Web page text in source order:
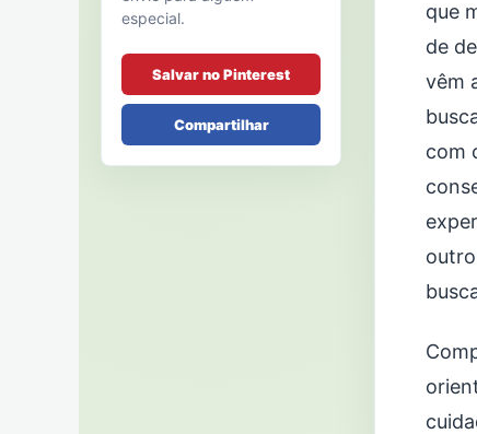
especial.
Salvar no Pinterest
Compartilhar
que
de
vêm
com